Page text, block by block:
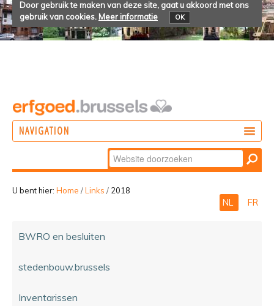
Door gebruik te maken van deze site, gaat u akkoord met ons
gebruik van cookies. Meer informatie OK
NAVIGATION
Zoek
Geavanceerd
zoeken...
U bent hier: Home /Links / 2018
NL FR
BWRO en besluiten
stedenbouw.brussels
Inventarissen